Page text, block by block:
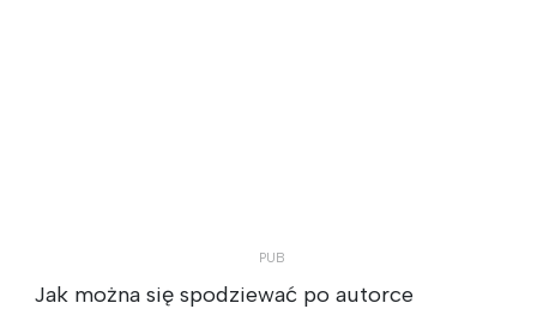
Jak można się spodziewać po autorce